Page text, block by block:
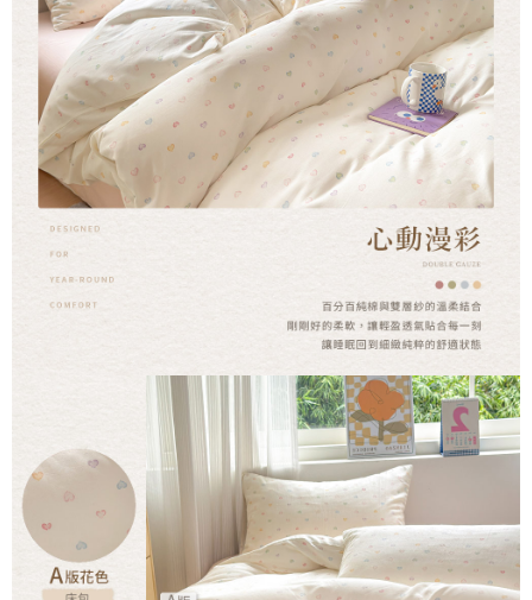
４．使用「AFTEE先享後付」時，將依據個別帳號之用戶狀況，依本公司即
時審查核予不同之上限額度；若仍有額度不足之情形，本公司將視審查結果
請求用戶進行身份認證。
５．嚴禁一人註冊多個帳號或使用他人資訊註冊。若發現惡意使用之情形，
恩沛科技股份有限公司將有權停止該用戶之使用額度並採取法律行動。